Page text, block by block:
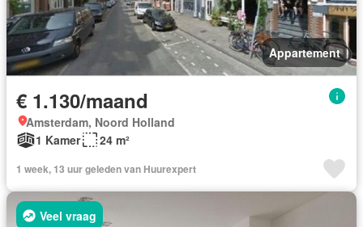
Appartement
€ 1.130/maand
Amsterdam, Noord Holland
1 Kamer
24 m²
1 week, 13 uur geleden van Huurexpert
Veel vraag